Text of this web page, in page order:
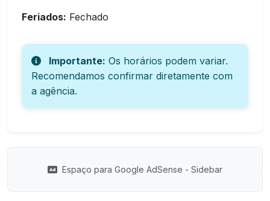
Feriados: Fechado
Importante: Os horários podem variar.
Recomendamos confirmar diretamente com
a agência.
Espaço para Google AdSense - Sidebar